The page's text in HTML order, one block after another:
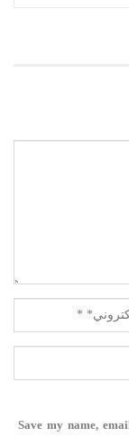
Save my name,